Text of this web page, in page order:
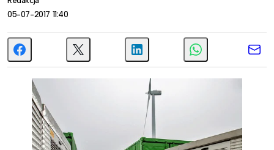
05-07-2017 11:40